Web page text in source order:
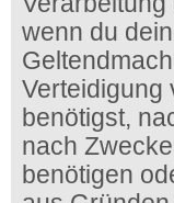
wenn du
Verteidigung
benötigst,
nach
benötigen